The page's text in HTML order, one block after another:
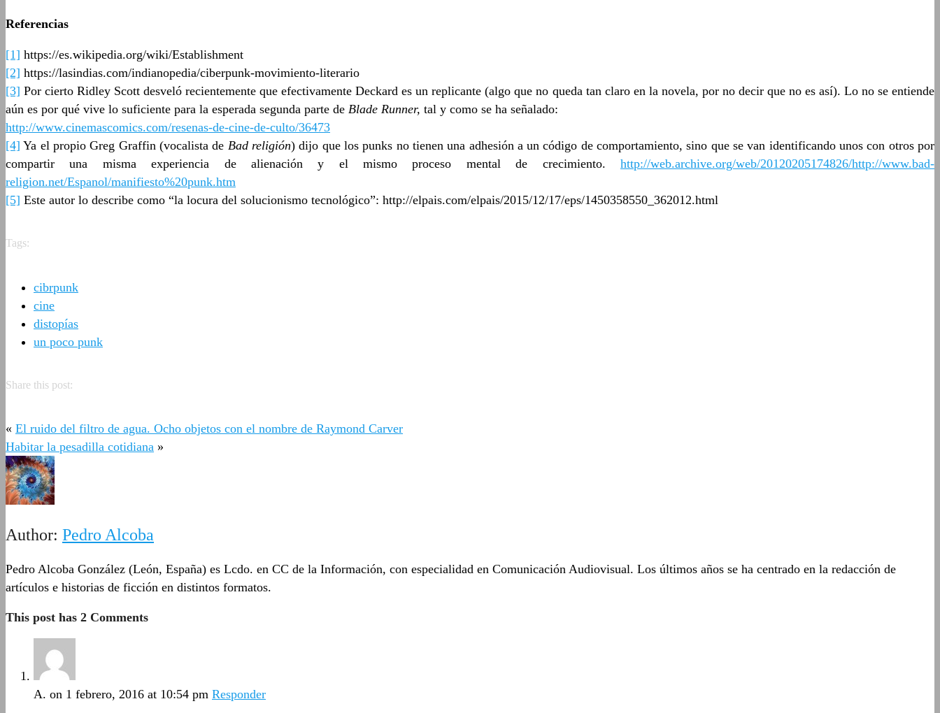
Referencias
[1] https://es.wikipedia.org/wiki/Establishment
[2] https://lasindias.com/indianopedia/ciberpunk-movimiento-literario
[3] Por cierto Ridley Scott desveló recientemente que efectivamente Deckard es un replicante (algo que no queda tan claro en la novela, por no decir que no es así). Lo no se entiende
aún es por qué vive lo suficiente para la esperada segunda parte de Blade Runner, tal y como se ha señalado:
http://www.cinemascomics.com/resenas-de-cine-de-culto/36473
[4] Ya el propio Greg Graffin (vocalista de Bad religión) dijo que los punks no tienen una adhesión a un código de comportamiento, sino que se van identificando unos con otros por
compartir una misma experiencia de alienación y el mismo proceso mental de crecimiento. http://web.archive.org/web/20120205174826/http://www.bad-
religion.net/Espanol/manifiesto%20punk.htm
[5] Este autor lo describe como “la locura del solucionismo tecnológico”: http://elpais.com/elpais/2015/12/17/eps/1450358550_362012.html
Tags:
cibrpunk
cine
distopías
un poco punk
Share this post:
« El ruido del filtro de agua. Ocho objetos con el nombre de Raymond Carver
Habitar la pesadilla cotidiana »
Author: Pedro Alcoba
Pedro Alcoba González (León, España) es Lcdo. en CC de la Información, con especialidad en Comunicación Audiovisual. Los últimos años se ha centrado en la redacción de
artículos e historias de ficción en distintos formatos.
This post has 2 Comments
A. on 1 febrero, 2016 at 10:54 pm Responder